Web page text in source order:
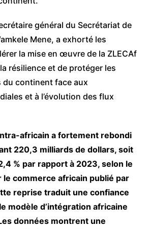
général du Secrétariat de
Mene, a exhorté les
la mise en œuvre de la ZLECAf
résilience et de protéger les
continent face aux
et à l’évolution des flux
africain a fortement rebondi
220,3 milliards de dollars, soit
% par rapport à 2023, selon le
commerce africain publié par
reprise traduit une confiance
modèle d’intégration africaine
données montrent une